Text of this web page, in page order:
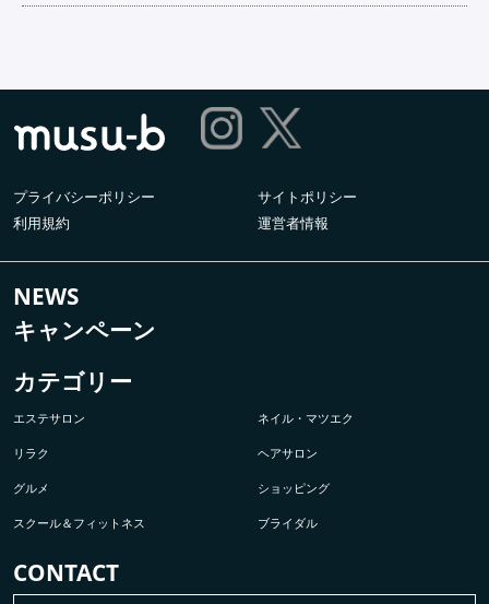
プライバシーポリシー
サイトポリシー
利用規約
運営者情報
NEWS
キャンペーン
カテゴリー
エステサロン ネイル・マツエク
リラク ヘアサロン
グルメ ショッピング
スクール＆フィットネス ブライダル
CONTACT